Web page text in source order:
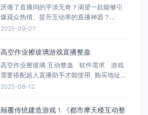
厌倦了直播间的平淡无奇？渴望一款能够引
爆观众热情、提升互动率的直播神器？
OnlyClim整合版正是为您量身打造的终极解
无数人气主播的秘密武器。 效果演示：
https://cax8is1vtoe.feishu.c
2025-09-07
高空作业擦玻璃游戏直播整蛊
高空作业擦玻璃 互动整蛊 软件需求 游戏
需要搭配超人直播助手才能使用 购买地址：
https://game.tomienn.com/?sid=22 下
2025-08-12
颠覆传统建造游戏！《都市摩天楼互动整